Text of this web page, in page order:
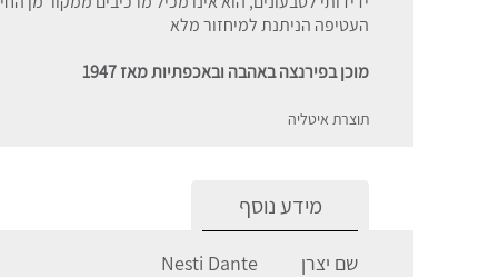
העטיפה הניתנת למיחזור מלא
מוכן בפירנצה באהבה ובאכפתיות מאז 1947
תוצרת איטליה
מידע נוסף
שם יצרן
Nesti Dante